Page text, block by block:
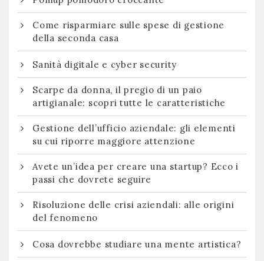
Come risparmiare sulle spese di gestione
della seconda casa
Sanità digitale e cyber security
Scarpe da donna, il pregio di un paio
artigianale: scopri tutte le caratteristiche
Gestione dell’ufficio aziendale: gli elementi
su cui riporre maggiore attenzione
Avete un’idea per creare una startup? Ecco i
passi che dovrete seguire
Risoluzione delle crisi aziendali: alle origini
del fenomeno
Cosa dovrebbe studiare una mente artistica?